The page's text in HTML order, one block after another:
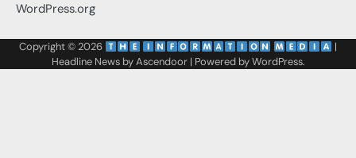
WordPress.org
Copyright © 2026
|
Headline News byAscendoor| Powered byWordPress.